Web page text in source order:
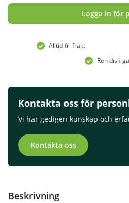
Logga in för
Alltid fri frakt
Ren disk-
Kontakta oss för
Vi har gedigen kunskap och
Kontakta oss
Beskrivning